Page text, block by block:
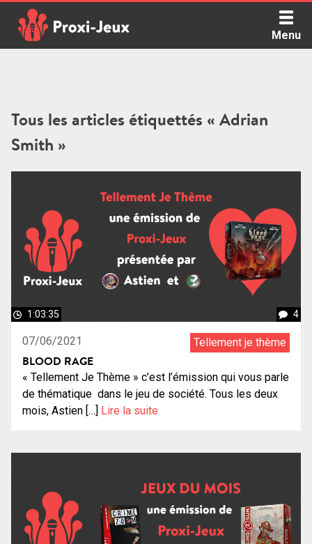
content
Menu
Tous les articles étiquettés « Adrian
Smith »
1:03:35 4
07/06/2021 Tellement je thème
BLOOD RAGE
« Tellement Je Thème » c’est l’émission qui vous parle
de thématique dans le jeu de société. Tous les deux
mois, Astien […] Lire la suite